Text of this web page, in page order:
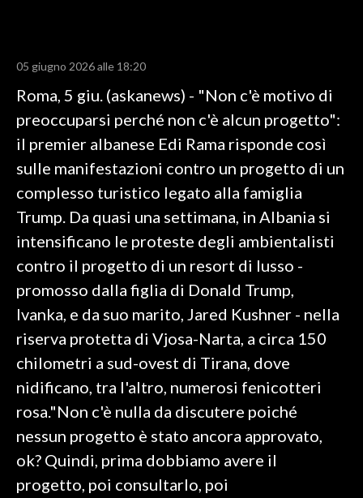
RISULTATI E CLASSIFICHE
CALCIO
CALCIO REGIONALE
BASKET
VOLLEY
MOTORI
TENNIS
ALTRI SPORT
SPETTACOLI
GOSSIP
SALUTE
SARDEGNA TURISMO
05 giugno 2026 alle 18:20
Roma, 5 giu. (askanews) - "Non c'è motivo di
preoccuparsi perché non c'è alcun progetto":
il premier albanese Edi Rama risponde così
sulle manifestazioni contro un progetto di un
complesso turistico legato alla famiglia
Trump. Da quasi una settimana, in Albania si
intensificano le proteste degli ambientalisti
contro il progetto di un resort di lusso -
promosso dalla figlia di Donald Trump,
Ivanka, e da suo marito, Jared Kushner - nella
riserva protetta di Vjosa-Narta, a circa 150
chilometri a sud-ovest di Tirana, dove
nidificano, tra l'altro, numerosi fenicotteri
rosa."Non c'è nulla da discutere poiché
nessun progetto è stato ancora approvato,
ok? Quindi, prima dobbiamo avere il
progetto, poi consultarlo, poi